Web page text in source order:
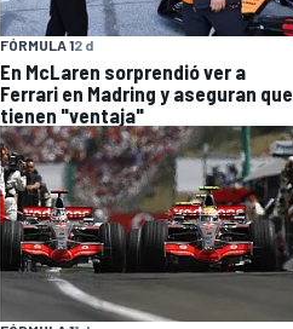
FÓRMULA 12 d
En McLaren sorprendió ver a
Ferrari en Madring y aseguran que
tienen "ventaja"